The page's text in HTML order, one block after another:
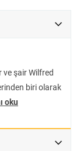
şair Wilfred
biri olarak
oku